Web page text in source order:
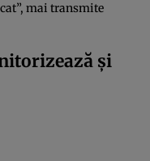
mai transmite
și